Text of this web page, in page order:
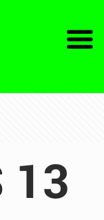
13